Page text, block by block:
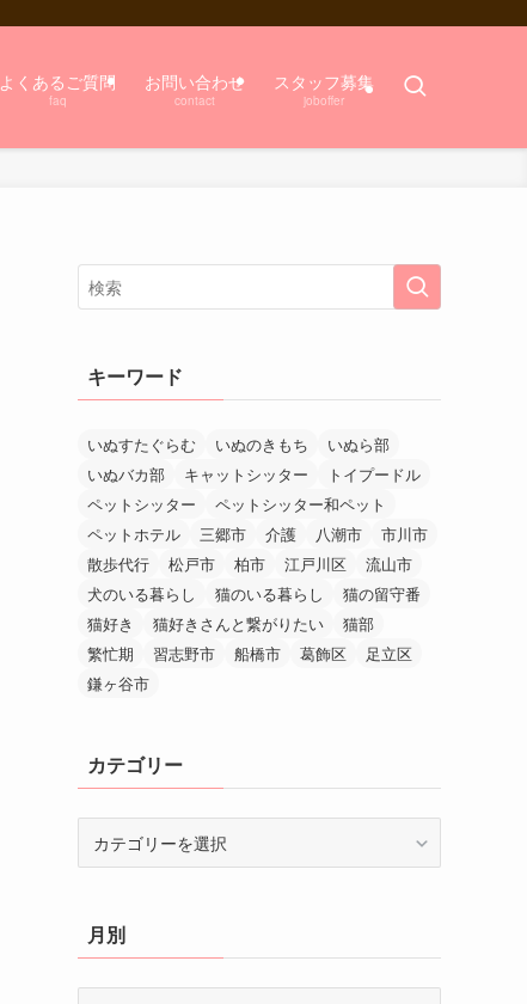
よくあるご質問
faq
お問い合わせ
contact
スタッフ募集
joboffer
キーワード
いぬすたぐらむ いぬのきもち
いぬら部
いぬバカ部
キャットシッター
トイプードル
ペットシッター
ペットシッター和ペット
ペットホテル
三郷市 介護 八潮市
市川市
散歩代行
松戸市 柏市 江戸川区
流山市
犬のいる暮らし
猫のいる暮らし
猫の留守番
猫好き
猫好きさんと繋がりたい
猫部
繁忙期
習志野市 船橋市 葛飾区
足立区
鎌ヶ谷市
カテゴリー
ー月別